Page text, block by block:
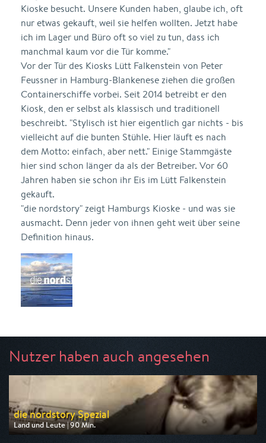
Kioske besucht. Unsere Kunden haben, glaube ich, oft
nur etwas gekauft, weil sie helfen wollten. Jetzt habe
ich im Lager und Büro oft so viel zu tun, dass ich
manchmal kaum vor die Tür komme."
Vor der Tür des Kiosks Lütt Falkenstein von Peter
Feussner in Hamburg-Blankenese ziehen die großen
Containerschiffe vorbei. Seit 2014 betreibt er den
Kiosk, den er selbst als klassisch und traditionell
beschreibt. "Stylisch ist hier eigentlich gar nichts - bis
vielleicht auf die bunten Stühle. Hier läuft es nach
dem Motto: einfach, aber nett." Einige Stammgäste
hier sind schon länger da als der Betreiber. Vor 60
Jahren haben sie schon ihr Eis im Lütt Falkenstein
gekauft.
"die nordstory" zeigt Hamburgs Kioske - und was sie
ausmacht. Denn jeder von ihnen geht weit über seine
Definition hinaus.
Nutzer haben auch angesehen
die nordstory Spezial
Land und Leute | 90 Min.
Ausgestrahlt von NDR